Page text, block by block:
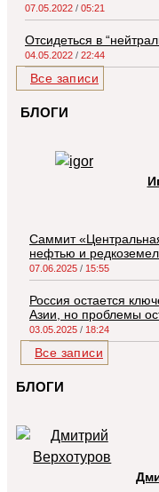
07.05.2022 05:21
Отсидеться в
04.05.2022 22:44
Все записи
БЛОГИ
Саммит
нефтью и
07.06.2025 15:55
Россия остается
Азии, но проблемы
03.05.2025 18:24
Все записи
БЛОГИ